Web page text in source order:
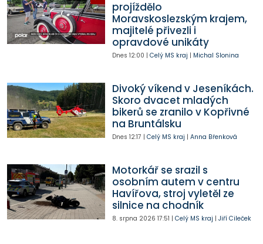
projíždělo
Moravskoslezským krajem,
majitelé přivezli i
opravdové unikáty
Dnes 12:00 | Celý MS kraj | Michal Slonina
Divoký víkend v Jeseníkách.
Skoro dvacet mladých
bikerů se zranilo v Kopřivné
na Bruntálsku
Dnes 12:17 | Celý MS kraj | Anna Břenková
Motorkář se srazil s
osobním autem v centru
Havířova, stroj vyletěl ze
silnice na chodník
8. srpna 2026 17:51 | Celý MS kraj | Jiří Cileček